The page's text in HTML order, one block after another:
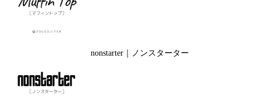
nonstarter｜ノンスターター